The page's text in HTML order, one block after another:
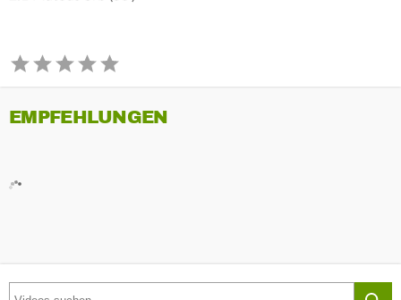
EMPFEHLUNGEN